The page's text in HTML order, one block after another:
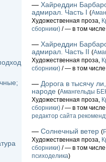
— Хайреддин
адмирал. Часть I (
Художественная проза,
сборники) / — в том
— Хайреддин
адмирал. Часть II (
Художественная проза,
сборники) / — в том
— Дорога в тысячу
народе (Амангельды
Художественная проза,
сборники) / — в том
редактор сайта
— Солнечный ветер (
Художественная проза,
сборники) / — в том
психоделика)